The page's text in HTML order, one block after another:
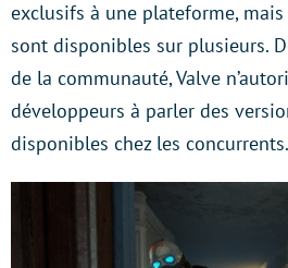
exclusifs à une plateforme, mais
sont disponibles sur plusieurs.
de la communauté, Valve
développeurs à parler des
disponibles chez les concurrents.